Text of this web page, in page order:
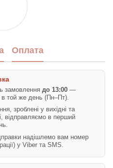
Оплата
замовлення до 13:00 —
в той же день (Пн–Пт).
зроблені у вихідні та
відправляємо в перший
надішлемо вам номер
у Viber та SMS.